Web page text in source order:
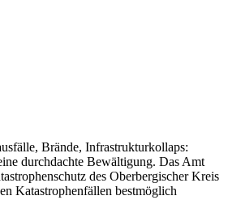
Brände, Infrastrukturkollaps:
durchdachte Bewältigung. Das Amt
des Oberbergischer Kreis
Katastrophenfällen bestmöglich